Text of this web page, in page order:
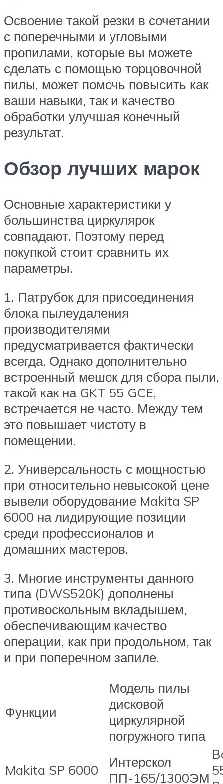
Освоение такой резки в сочетании
с поперечными и угловыми
пропилами, которые вы можете
сделать с помощью торцовочной
пилы, может помочь повысить как
ваши навыки, так и качество
обработки улучшая конечный
результат.
Обзор лучших марок
Основные характеристики у
большинства циркулярок
совпадают. Поэтому перед
покупкой стоит сравнить их
параметры.
1. Патрубок для присоединения
блока пылеудаления
производителями
предусматривается фактически
всегда. Однако дополнительно
встроенный мешок для сбора пыли,
такой как на GKT 55 GCE,
встречается не часто. Между тем
это повышает чистоту в
помещении.
2. Универсальность с мощностью
при относительно невысокой цене
вывели оборудование Makita SP
6000 на лидирующие позиции
среди профессионалов и
домашних мастеров.
3. Многие инструменты данного
типа (DWS520K) дополнены
противоскольным вкладышем,
обеспечивающим качество
операции, как при продольном, так
и при поперечном запиле.
Функции
Модель пилы
дисковой
циркулярной
погружного типа
Makita SP 6000
Интерскол
ПП-165/1300ЭМ